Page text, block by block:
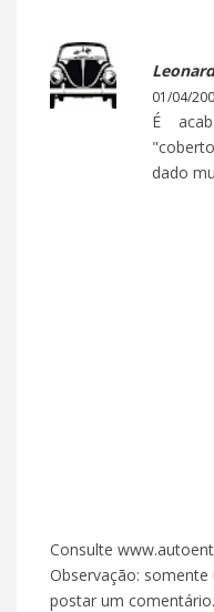
01/04/
É
dado
Consulte
Observação:
postar um comentário.